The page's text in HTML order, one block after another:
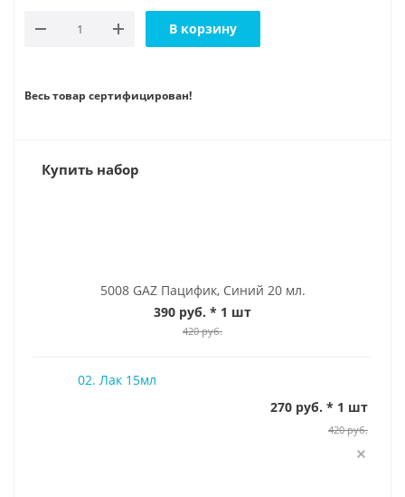
В корзину
Весь товар сертифицирован!
Купить набор
5008 GAZ Пацифик, Синий 20 мл.
390 руб. * 1 шт
420 руб.
02. Лак 15мл
270 руб. * 1 шт
420 руб.